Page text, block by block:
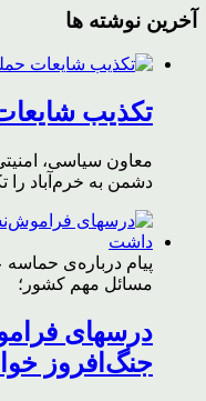
آخرین نوشته ها
تکذیب
معاون سیاسی،
دشمن به خرم‌آباد را
پیام درباره‌ی حماسه
مسائل مهم کشور؛
درسهای
جنگ‌افروز